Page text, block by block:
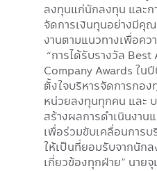
ลงทุนแก่นักลงทุน และก
จัดการเงินทุนอย่างมีคุ
งานตามแนวทางเพื่อคว
“การได้รับรางวัล
Company Awards ใน
ตั้งใจบริหารจัดการกอ
หน่วยลงทุนทุกคน และ
สร้างผลการดำเนินงาน
เพื่อร่วมขับเคลื่อนการ
ให้เป็นที่ยอมรับจากนัก
เกี่ยวข้องทุกฝ่าย” นาย